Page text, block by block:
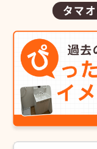
タマ